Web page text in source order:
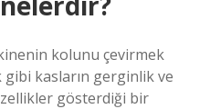
kolunu çevirmek
kasların gerginlik ve
gösterdiği bir